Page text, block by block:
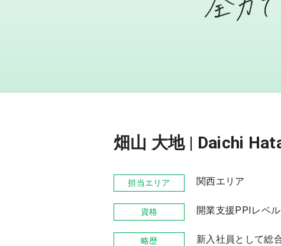
畑山 大地 | Daichi
担当エリア 関西エリア
資格 開業支援PPIレベ
略歴
新入社員として総